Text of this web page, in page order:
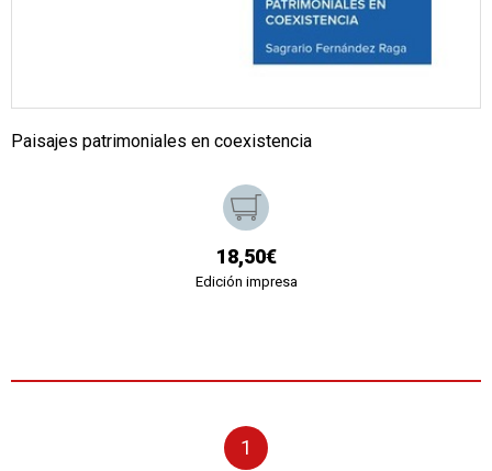
Paisajes patrimoniales en coexistencia
18,50€
Edición impresa
1